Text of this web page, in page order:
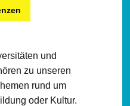
und
zu unseren
rund um
oder Kultur.